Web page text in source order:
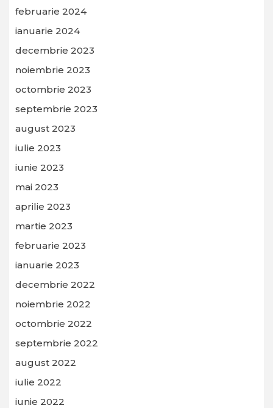
februarie 2024
ianuarie 2024
decembrie 2023
noiembrie 2023
octombrie 2023
septembrie 2023
august 2023
iulie 2023
iunie 2023
mai 2023
aprilie 2023
martie 2023
februarie 2023
ianuarie 2023
decembrie 2022
noiembrie 2022
octombrie 2022
septembrie 2022
august 2022
iulie 2022
iunie 2022